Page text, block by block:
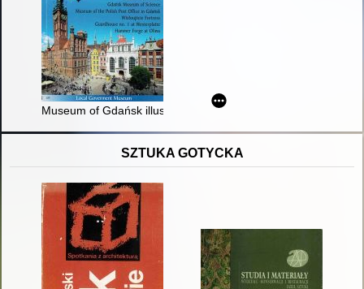
Museum of Gdańsk illustrated guidebook
SZTUKA GOTYCKA